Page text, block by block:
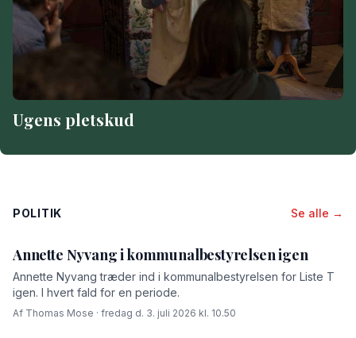
Ugens pletskud
POLITIK Se alle →
Annette Nyvang i kommunalbestyrelsen igen
Annette Nyvang træder ind i kommunalbestyrelsen for Liste T
igen. I hvert fald for en periode.
Af Thomas Mose · fredag d. 3. juli 2026 kl. 10.50